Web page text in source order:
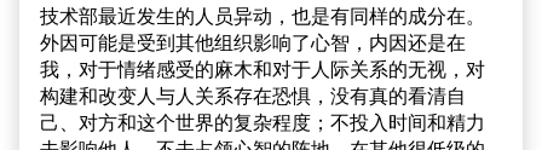
技术部最近发生的人员异动，也是有同样的成分在。
外因可能是受到其他组织影响了心智，内因还是在
我，对于情绪感受的麻木和对于人际关系的无视，对
构建和改变人与人关系存在恐惧，没有真的看清自
己、对方和这个世界的复杂程度；不投入时间和精力